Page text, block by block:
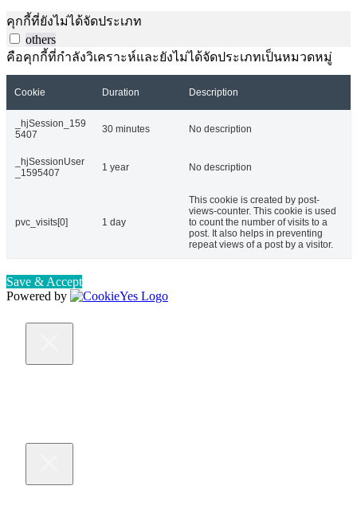
คุกกี้ที่ยังไม่ได้จัดประเภท
others
คือคุกกี้ที่กำลังวิเคราะห์และยังไม่ได้จัดประเภทเป็นหมวดหมู่
Cookie Duration Description
_hjSession_159
5407
30 minutes No description
_hjSessionUser
_1595407
1 year No description
pvc_visits[0] 1 day
This cookie is created by post-
views-counter. This cookie is used
to count the number of visits to a
post. It also helps in preventing
repeat views of a post by a visitor.
Save & Accept
Powered by